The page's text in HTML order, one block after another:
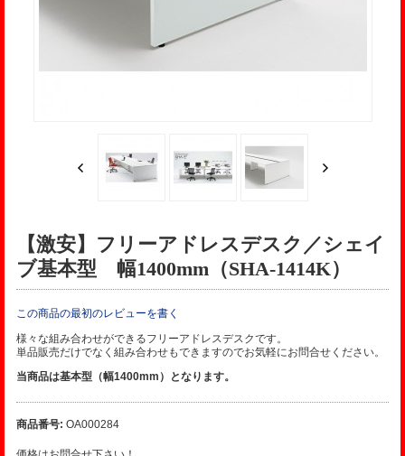
【激安】フリーアドレスデスク／シェイ
ブ基本型 幅1400mm（SHA-1414K）
この商品の最初のレビューを書く
様々な組み合わせができるフリーアドレスデスクです。
単品販売だけでなく組み合わせもできますのでお気軽にお問合せください。
当商品は基本型（幅1400mm）となります。
商品番号:OA000284